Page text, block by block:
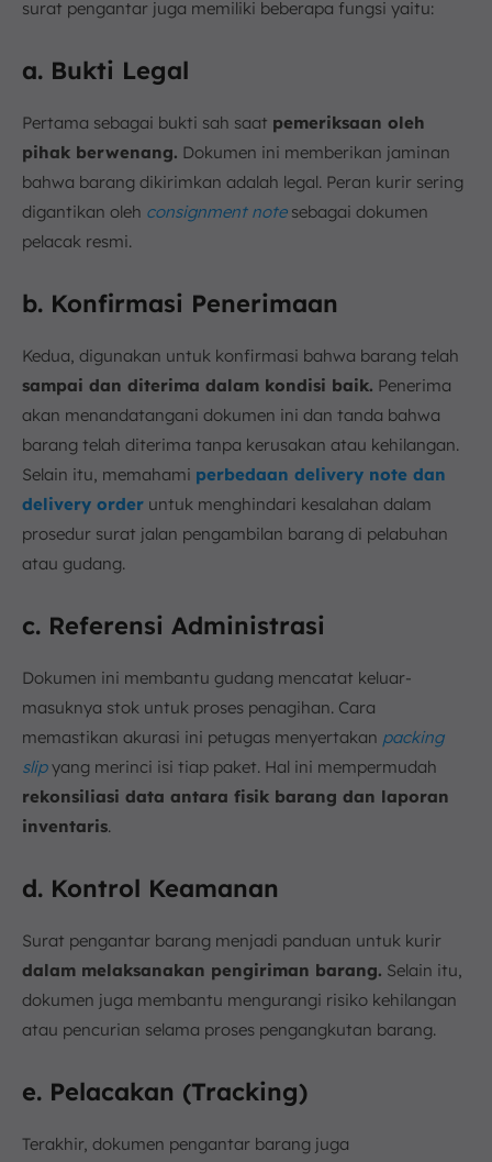
surat pengantar juga memiliki beberapa fungsi yaitu:
a. Bukti Legal
Pertama sebagai bukti sah saat pemeriksaan oleh
pihak berwenang. Dokumen ini memberikan jaminan
bahwa barang dikirimkan adalah legal. Peran kurir sering
digantikan oleh consignment notesebagai dokumen
pelacak resmi.
b. Konfirmasi Penerimaan
Kedua, digunakan untuk konfirmasi bahwa barang telah
sampai dan diterima dalam kondisi baik. Penerima
akan menandatangani dokumen ini dan tanda bahwa
barang telah diterima tanpa kerusakan atau kehilangan.
Selain itu, memahami perbedaan delivery note dan
delivery order untuk menghindari kesalahan dalam
prosedur surat jalan pengambilan barang di pelabuhan
atau gudang.
c. Referensi Administrasi
Dokumen ini membantu gudang mencatat keluar-
masuknya stok untuk proses penagihan. Cara
memastikan akurasi ini petugas menyertakan packing
slipyang merinci isi tiap paket. Hal ini mempermudah
rekonsiliasi data antara fisik barang dan laporan
inventaris.
d. Kontrol Keamanan
Surat pengantar barang menjadi panduan untuk kurir
dalam melaksanakan pengiriman barang. Selain itu,
dokumen juga membantu mengurangi risiko kehilangan
atau pencurian selama proses pengangkutan barang.
e. Pelacakan (Tracking)
Terakhir, dokumen pengantar barang juga